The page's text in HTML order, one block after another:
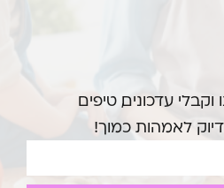
עדכונים, טיפים
לאמהות כמוך!